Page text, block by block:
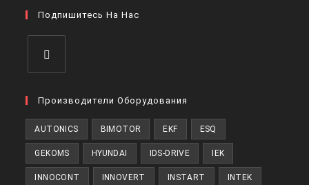
вкладке
новой
Подпишитесь На Нас
в
вкладке
Производители Оборудования
AUTONICS BIMOTOR EKF ESQ
GEKOMS HYUNDAI IDS-DRIVE IEK
INNOCONT INNOVERT INSTART INTEK